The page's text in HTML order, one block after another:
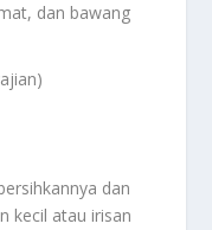
dan bawang
dan
kecil atau irisan